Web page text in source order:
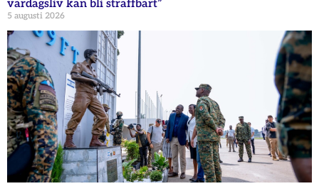
vardagsliv kan bli straffbart”
5 augusti 2026